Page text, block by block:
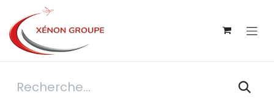
Se rendre au contenu